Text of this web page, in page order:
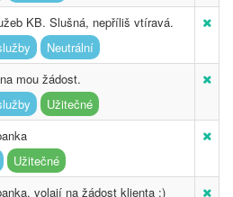
KB. Slušná, nepříliš vtíravá.
Neutrální
mou žádost.
Užitečné
Užitečné
volají na žádost klienta :)